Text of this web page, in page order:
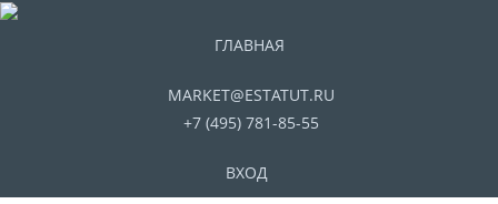
ГЛАВНАЯ
MARKET@ESTATUT.RU
+7 (495) 781-85-55
ВХОД